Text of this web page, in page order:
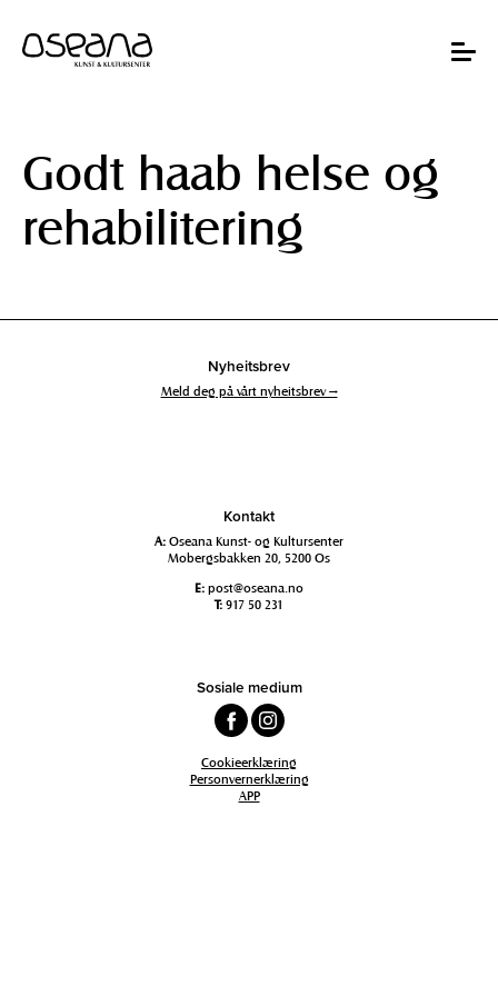
innhold
navigasjon
Toggle
Godt haab helse og
rehabilitering
Nyheitsbrev
Meld deg på vårt nyheitsbrev →
Kontakt
A: Oseana Kunst- og Kultursenter
Mobergsbakken 20, 5200 Os
E: post@oseana.no
T: 917 50 231
Sosiale medium
Cookieerklæring
Personvernerklæring
APP